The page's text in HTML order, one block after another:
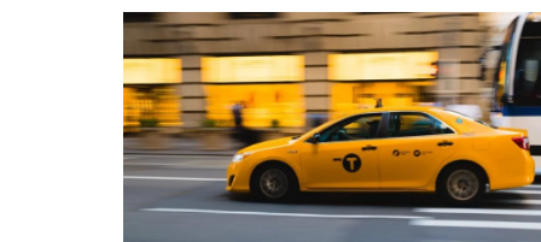
l’article